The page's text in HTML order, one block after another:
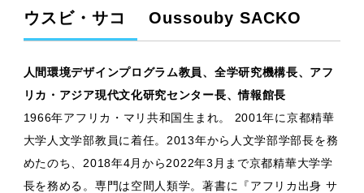
ウスビ・サコ Oussouby SACKO
人間環境デザインプログラム教員、全学研究機構長、アフ
リカ・アジア現代文化研究センター長、情報館長
1966年アフリカ・マリ共和国生まれ。 2001年に京都精華
大学人文学部教員に着任。2013年から人文学部学部長を務
めたのち、2018年4月から2022年3月まで京都精華大学学
長を務める。専門は空間人類学。著書に『アフリカ出身 サ